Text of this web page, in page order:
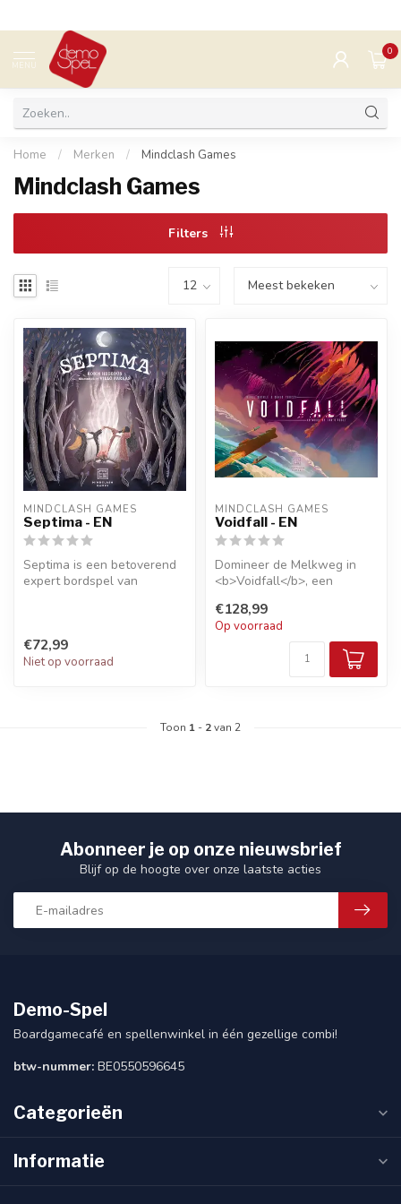
MENU
0
Home / Merken / Mindclash Games
Mindclash Games
Filters
MINDCLASH GAMES
Septima - EN
Septima is een betoverend
expert bordspel van
€72,99
Niet op voorraad
MINDCLASH GAMES
Voidfall - EN
Domineer de Melkweg in
<b>Voidfall</b>, een
Mindclas...
€128,99
Op voorraad
Toon 1 - 2van 2
Abonneer je op onze nieuwsbrief
Blijf op de hoogte over onze laatste acties
Demo-Spel
Boardgamecafé en spellenwinkel in één gezellige combi!
btw-nummer: BE0550596645
Categorieën
Informatie